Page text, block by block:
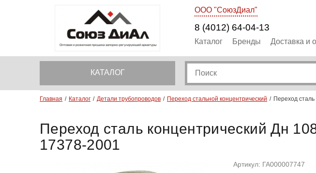
ООО "СоюзДиал"
8 (4012) 64-04-13
Каталог Бренды Доставка и
КАТАЛОГ
Главная Каталог Детали трубопроводов Переход стальной концентрический Переход
Переход сталь концентрический Дн
17378-2001
Артикул: ГА000007747